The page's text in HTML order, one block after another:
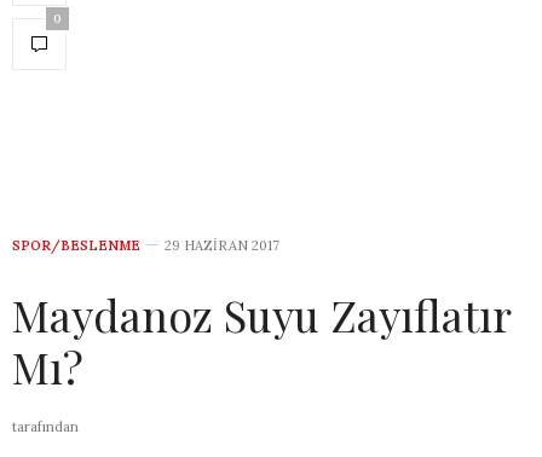
0
SPOR/BESLENME 29 HAZIRAN 2017
Maydanoz Suyu Zayıflatır
Mı?
tarafından